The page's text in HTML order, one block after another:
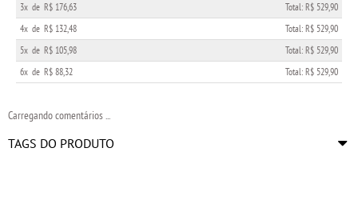
3x de R$ 176,63
Total: R$ 529,90
4x de R$ 132,48
Total: R$ 529,90
5x de R$ 105,98
Total: R$ 529,90
6x de R$ 88,32 Total: R$ 529,90
Carregando comentários ...
TAGS DO PRODUTO